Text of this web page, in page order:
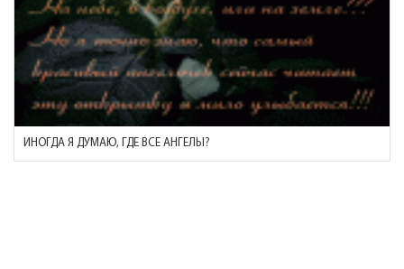
ИНОГДА Я ДУМАЮ, ГДЕ ВСЕ АНГЕЛЫ?